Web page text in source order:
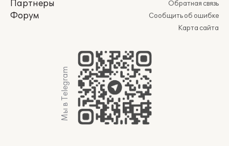
Партнеры
Форум
Обратная связь
Сообщить об ошибке
Карта сайта
Мы в Telegram